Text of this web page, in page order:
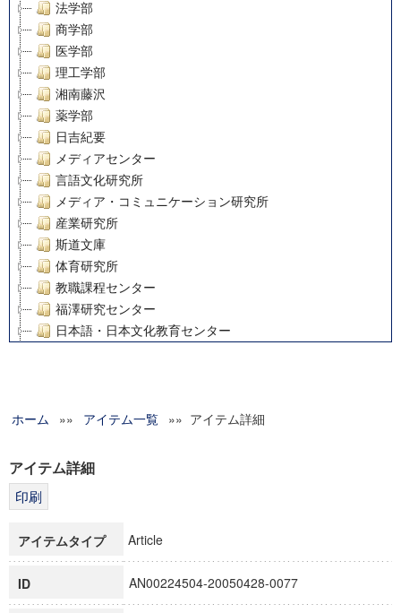
法学部
商学部
医学部
理工学部
湘南藤沢
薬学部
日吉紀要
メディアセンター
言語文化研究所
メディア・コミュニケーション研究所
産業研究所
斯道文庫
体育研究所
教職課程センター
福澤研究センター
日本語・日本文化教育センター
グローバルリサーチインスティテュート
科学研究費補助金研究成果報告書
博士課程教育リーディングプログラム「超成熟社会発展のサ
ホーム »» アイテム一覧 »» アイテム詳細
アイテム詳細
アイテムタイプ Article
ID AN00224504-20050428-0077